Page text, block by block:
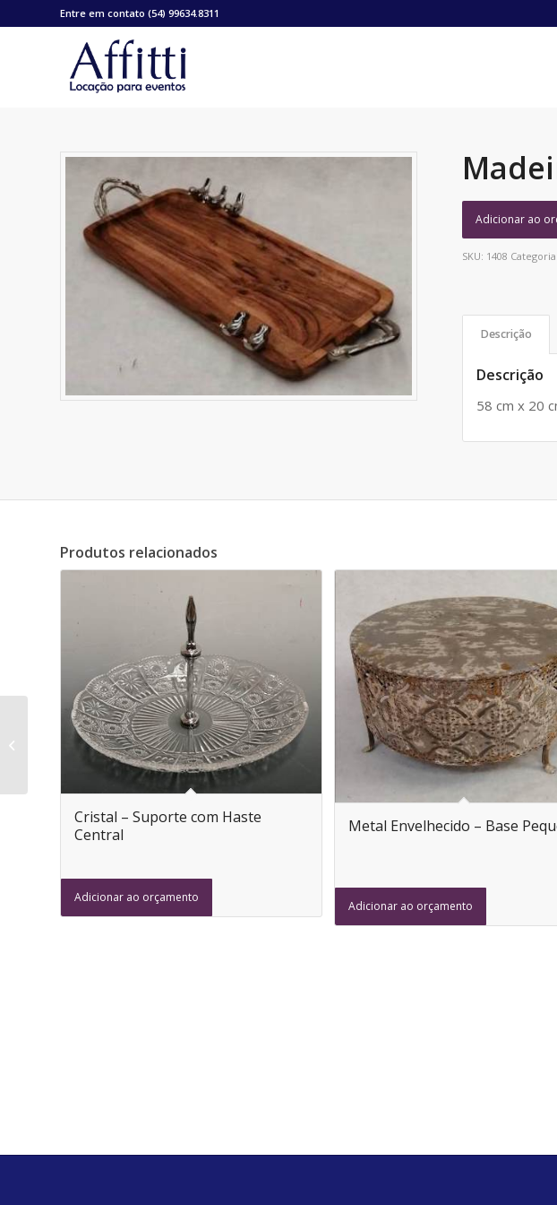
Entre em contato (54) 99634.8311
Adicionar ao
SKU: 1408 Categoria:
Descrição
Descrição
58 cm x 20
Produtos relacionados
Cristal – Suporte com Haste
Central
Adicionar ao orçamento
Metal Envelhecido – Base
Adicionar ao orçamento
Madeira e Metal –
Bowl com Alças